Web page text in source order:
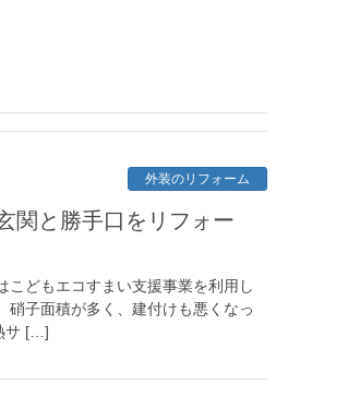
外装のリフォーム
関と勝手口をリフォー
こどもエコすまい支援事業を利用し
硝子面積が多く、建付けも悪くなっ
サ […]